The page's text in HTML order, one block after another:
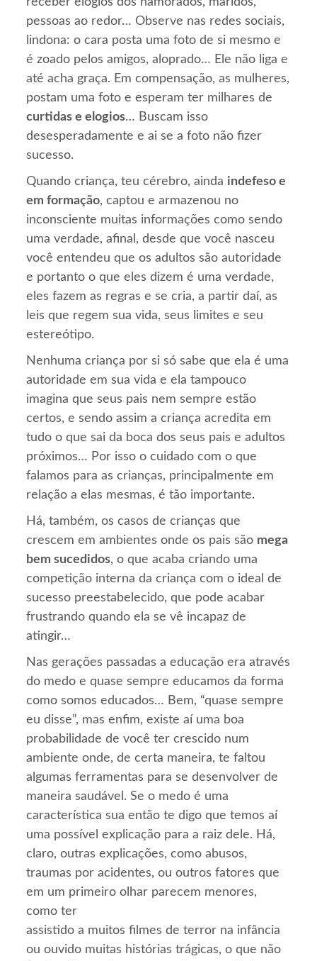
pessoas ao redor… Observe nas redes sociais,
lindona: o cara posta uma foto de si mesmo e
é zoado pelos amigos, aloprado… Ele não liga e
até acha graça. Em compensação, as mulheres,
postam uma foto e esperam ter milhares de
curtidas e elogios… Buscam isso
desesperadamente e ai se a foto não fizer
sucesso.
Quando criança, teu cérebro, ainda indefeso e
em formação, captou e armazenou no
inconsciente muitas informações como sendo
uma verdade, afinal, desde que você nasceu
você entendeu que os adultos são autoridade
e portanto o que eles dizem é uma verdade,
eles fazem as regras e se cria, a partir daí, as
leis que regem sua vida, seus limites e seu
estereótipo.
Nenhuma criança por si só sabe que ela é uma
autoridade em sua vida e ela tampouco
imagina que seus pais nem sempre estão
certos, e sendo assim a criança acredita em
tudo o que sai da boca dos seus pais e adultos
próximos… Por isso o cuidado com o que
falamos para as crianças, principalmente em
relação a elas mesmas, é tão importante.
Há, também, os casos de crianças que
crescem em ambientes onde os pais são mega
bem sucedidos, o que acaba criando uma
competição interna da criança com o ideal de
sucesso preestabelecido, que pode acabar
frustrando quando ela se vê incapaz de
atingir…
Nas gerações passadas a educação era através
do medo e quase sempre educamos da forma
como somos educados… Bem, “quase sempre
eu disse”, mas enfim, existe aí uma boa
probabilidade de você ter crescido num
ambiente onde, de certa maneira, te faltou
algumas ferramentas para se desenvolver de
maneira saudável. Se o medo é uma
característica sua então te digo que temos aí
uma possível explicação para a raiz dele. Há,
claro, outras explicações, como abusos,
traumas por acidentes, ou outros fatores que
em um primeiro olhar parecem menores,
como ter
assistido a muitos filmes de terror na infância
ou ouvido muitas histórias trágicas, o que não